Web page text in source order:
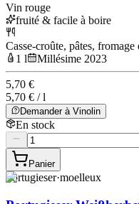
Vin rouge
fruité & facile à boire
Casse-croûte, pâtes, fromage
1 l
Millésime 2023
5,70 €
5,70 € / l
Demander à Vinolin
En stock
Panier
Portugieser·moelleux